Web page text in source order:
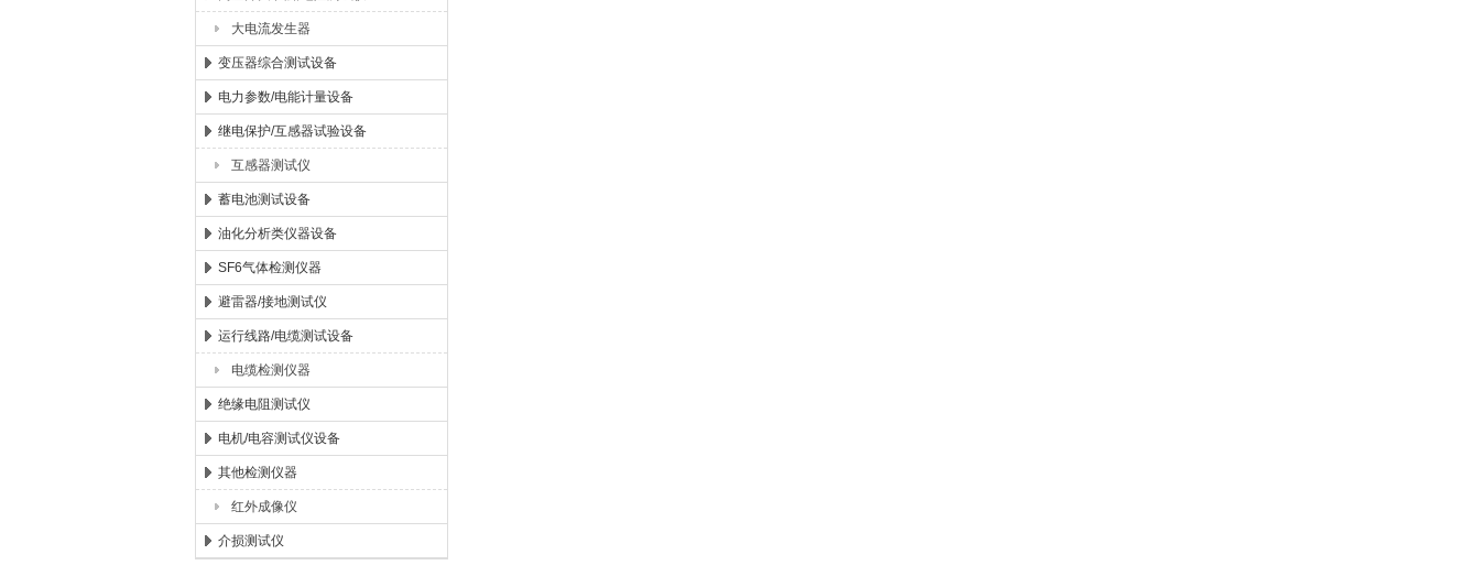
大电流发生器
变压器综合测试设备
电力参数/电能计量设备
继电保护/互感器试验设备
互感器测试仪
蓄电池测试设备
油化分析类仪器设备
SF6气体检测仪器
避雷器/接地测试仪
运行线路/电缆测试设备
电缆检测仪器
绝缘电阻测试仪
电机/电容测试仪设备
其他检测仪器
红外成像仪
介损测试仪